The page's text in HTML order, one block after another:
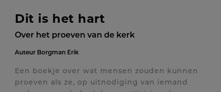
Dit is het hart
Over het proeven van de kerk
Auteur Borgman Erik
Een boekje over wat mensen zouden kunnen
proeven als ze, op uitnodiging van iemand